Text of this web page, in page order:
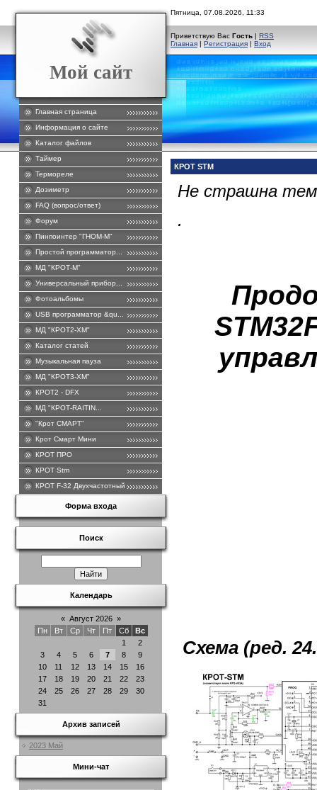
Мой сайт
Главная страница
Информация о сайте
Каталог файлов
Таймер
Термореле
Дозиметр
FAQ (вопрос/ответ)
Форум
Пинпоинтер "ГНОМ-М"
Простой программатор...
МД "КРОТ-М"
Универсальный прибор...
Фотоальбомы
USB программатор &qu...
МД "КРОТ2-ХМ"
Каталог статей
Музыкальная пауза
МД "КРОТ3-ХМ"
КРОТ2 - DFХ
МД "КРОТ-RAITIN...
"Крот СМАРТ"
Крот Смарт Мини
КРОТ ПРО
КРОТ Stm
КРОТ F-32 Двухчастотный .
Форма входа
Поиск
Календарь
« Август 2026 »
Пн
Вт Ср Чт Пт Сб
Вс
1
2
3
4 5 6 7 8
9
10
11 12 13 14 15
16
17
18 19 20 21 22
23
24
25 26 27 28 29
30
31
Архив записей
2023 Май
Мини-чат
Пятница, 07.08.2026, 11:33
Приветствую Вас Гость | RSS
Главная | Регистрация | Вход
КРОТ STM
Не страшна
.
Схема (ред.